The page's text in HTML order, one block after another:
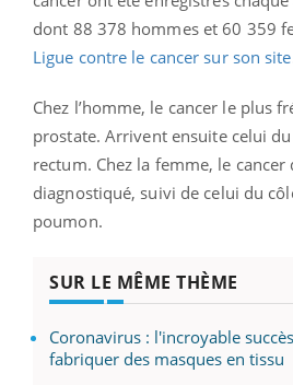
dont 88 378 hommes et 60 359
Ligue contre le cancer sur son site
Chez l’homme, le cancer le plus
prostate. Arrivent ensuite celui
rectum. Chez la femme, le
diagnostiqué, suivi de celui du
poumon.
SUR LE MÊME THÈME
Coronavirus : l'incroyable
fabriquer des masques en tissu